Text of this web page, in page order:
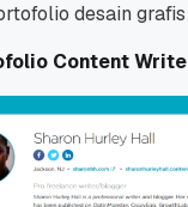
desain grafis
Content